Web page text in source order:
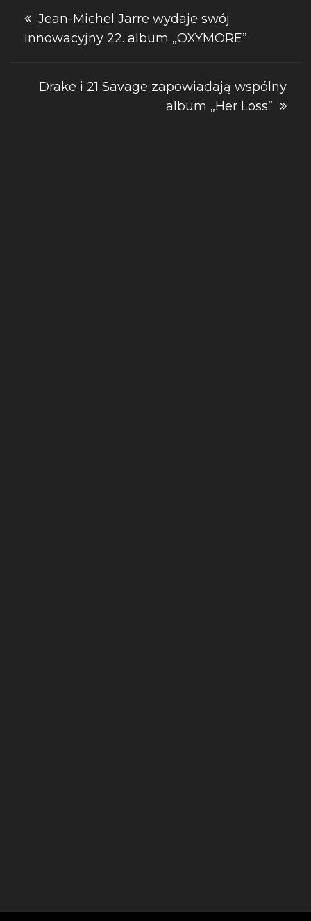
Nawigacja
wpisu
Jean-Michel Jarre wydaje swój
innowacyjny 22. album „OXYMORE”
Drake i 21 Savage zapowiadają wspólny
album „Her Loss”